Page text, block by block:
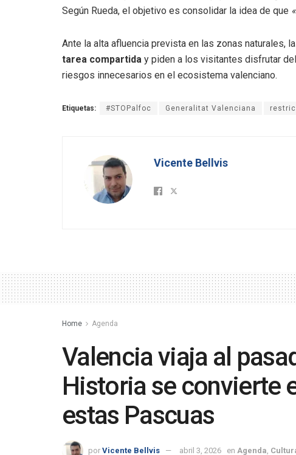
Según Rueda, el objetivo es consolidar la idea de que
Ante la alta afluencia prevista en las zonas naturales,
tarea compartida y piden a los visitantes disfrutar
riesgos innecesarios en el ecosistema valenciano.
Etiquetas: #STOPalfoc Generalitat Valenciana
Vicente Bellvis
Home Agenda
Valencia viaja al
Historia se convierte
estas Pascuas
por Vicente Bellvis abril 3, 2026 en Agenda